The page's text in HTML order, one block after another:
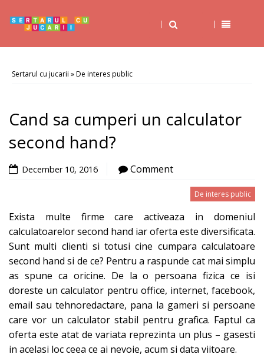
Sertarul cu jucarii »De interes public
Cand sa cumperi un calculator
second hand?
December 10, 2016 Comment
De interes public
Exista multe firme care activeaza in domeniul
calculatoarelor second hand iar oferta este diversificata.
Sunt multi clienti si totusi cine cumpara calculatoare
second hand si de ce? Pentru a raspunde cat mai simplu
as spune ca oricine. De la o persoana fizica ce isi
doreste un calculator pentru office, internet, facebook,
email sau tehnoredactare, pana la gameri si persoane
care vor un calculator stabil pentru grafica. Faptul ca
oferta este atat de variata reprezinta un plus – gasesti
in acelasi loc ceea ce ai nevoie, acum si data viitoare.